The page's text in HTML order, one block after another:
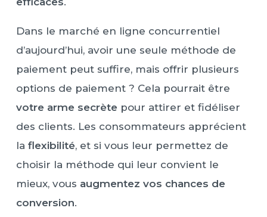
Dans le marché en ligne concurrentiel
d’aujourd’hui, avoir une seule méthode de
paiement peut suffire, mais offrir plusieurs
options de paiement ? Cela pourrait être
votre arme secrète pour attirer et fidéliser
des clients. Les consommateurs apprécient
la flexibilité, et si vous leur permettez de
choisir la méthode qui leur convient le
mieux, vous augmentez vos chances de
conversion.